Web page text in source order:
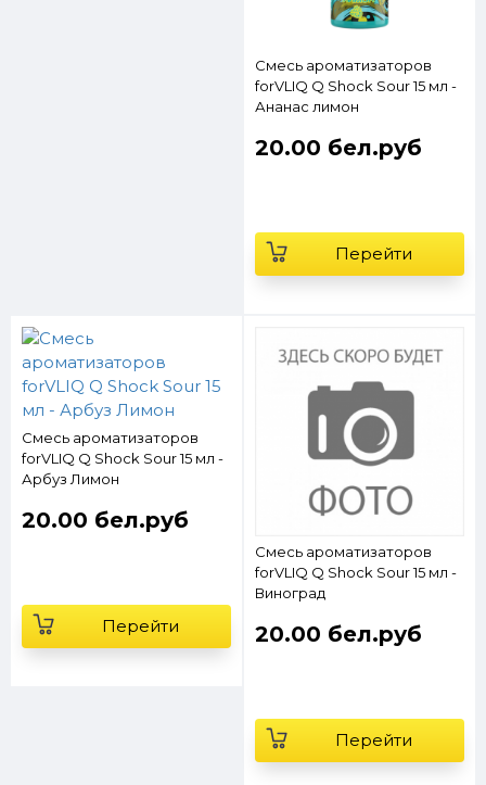
Смесь ароматизаторов
forVLIQ Q Shock Sour 15 мл -
Ананас лимон
20.00 бел.руб
Перейти
Смесь ароматизаторов
forVLIQ Q Shock Sour 15 мл -
Арбуз Лимон
20.00 бел.руб
Перейти
Смесь ароматизаторов
forVLIQ Q Shock Sour 15 мл -
Виноград
20.00 бел.руб
Перейти